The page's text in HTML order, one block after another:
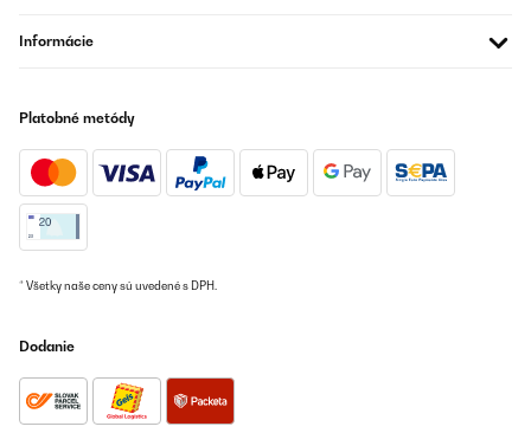
Informácie
Platobné metódy
* Všetky naše ceny sú uvedené s DPH.
Dodanie